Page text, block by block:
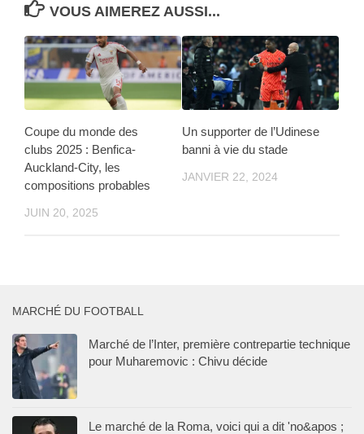
VOUS AIMEREZ AUSSI...
Coupe du monde des
clubs 2025 : Benfica-
Auckland-City, les
compositions probables
JUIN 20, 2025
Un supporter de l’Udinese
banni à vie du stade
JANVIER 22, 2024
MARCHÉ DU FOOTBALL
Marché de l’Inter, première contrepartie technique
pour Muharemovic : Chivu décide
Le marché de la Roma, voici qui a dit 'no&apos ;